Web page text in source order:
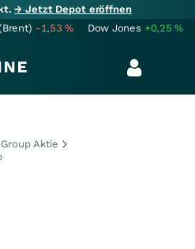
→ Jetzt Depot eröffnen
-1,53% Dow Jones +0,25%
Aktie